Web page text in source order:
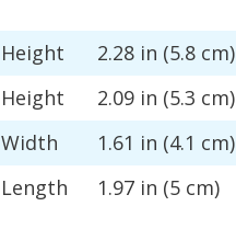
Height 2.28 in (5.8 cm)
Height 2.09 in (5.3 cm)
Width
1.61 in (4.1 cm)
Length 1.97 in (5 cm)